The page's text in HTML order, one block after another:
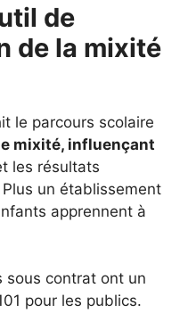
de
de la mixité
le parcours scolaire
mixité, influençant
les résultats
un établissement
apprennent à
sous contrat ont un
pour les publics.